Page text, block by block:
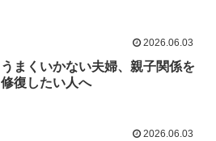
2026.06.03
うまくいかない夫婦、親子関係を
修復したい人へ
2026.06.03